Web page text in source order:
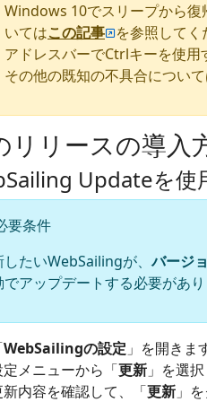
Windows 10でスリープから復
いてはこの記事 を参照してく
アドレスバーでCtrlキーを使用
その他の既知の不具合につい
リリースの導入
Updateを使
要条件
したいWebSailingが、バージ
アップデートする必要があり
WebSailingの設定 」を開きま
定メニューから「更新 」を選択
新内容を確認して、「更新 」